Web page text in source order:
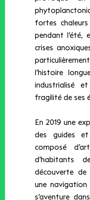
fortes
pendant l’été,
crises
l’histoire
industrialisé
fragilité de ses
En 2019 une
des guides
composé
d’habitants
découverte de
une navigation
s’aventure